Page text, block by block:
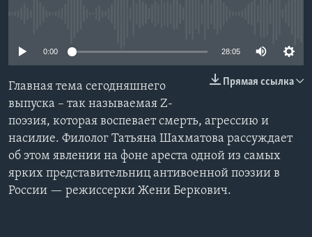
Языки
0:00 28:05
Прямая ссылка
Главная тема сегодняшнего
выпуска – так называемая Z-
поэзия, которая воспевает смерть, агрессию и
насилие. Филолог Татьяна Шахматова рассуждает
об этом явлении на фоне ареста одной из самых
ярких представительниц антивоенной поэзии в
России — режиссерки Жени Беркович.